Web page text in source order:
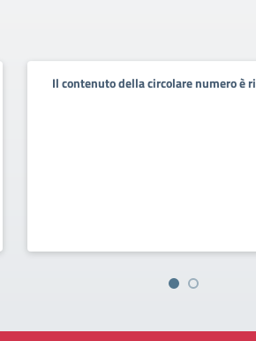
Il contenuto della circolare numero è